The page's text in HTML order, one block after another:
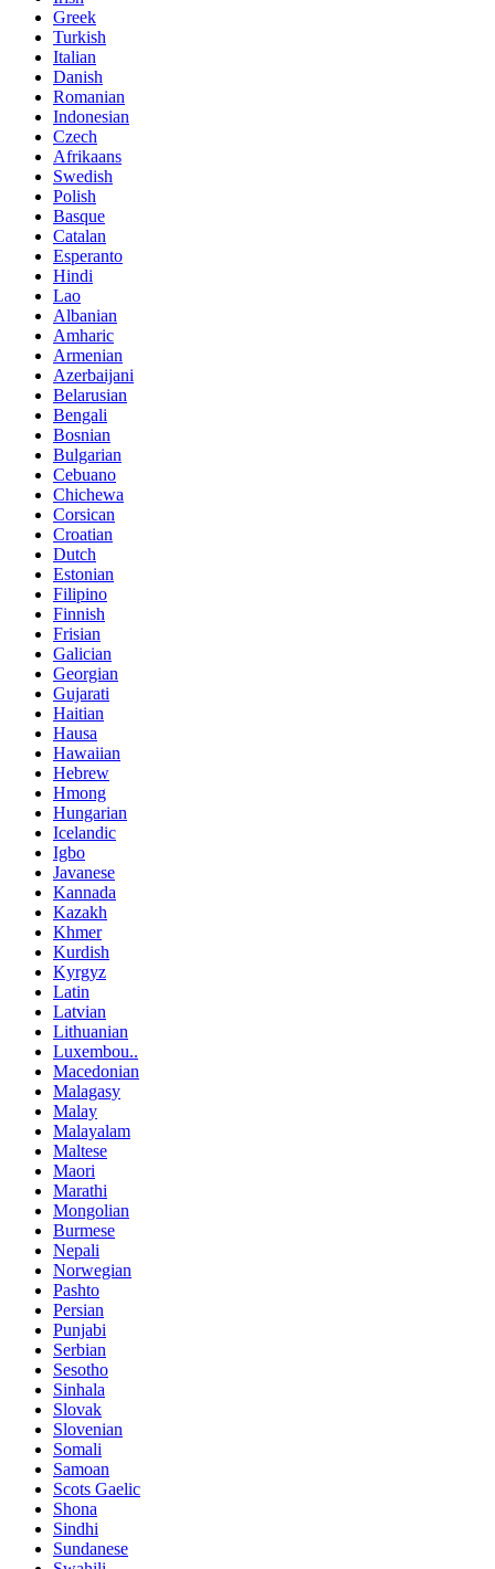
Greek
Turkish
Italian
Danish
Romanian
Indonesian
Czech
Afrikaans
Swedish
Polish
Basque
Catalan
Esperanto
Hindi
Lao
Albanian
Amharic
Armenian
Azerbaijani
Belarusian
Bengali
Bosnian
Bulgarian
Cebuano
Chichewa
Corsican
Croatian
Dutch
Estonian
Filipino
Finnish
Frisian
Galician
Georgian
Gujarati
Haitian
Hausa
Hawaiian
Hebrew
Hmong
Hungarian
Icelandic
Igbo
Javanese
Kannada
Kazakh
Khmer
Kurdish
Kyrgyz
Latin
Latvian
Lithuanian
Luxembou..
Macedonian
Malagasy
Malay
Malayalam
Maltese
Maori
Marathi
Mongolian
Burmese
Nepali
Norwegian
Pashto
Persian
Punjabi
Serbian
Sesotho
Sinhala
Slovak
Slovenian
Somali
Samoan
Scots Gaelic
Shona
Sindhi
Sundanese